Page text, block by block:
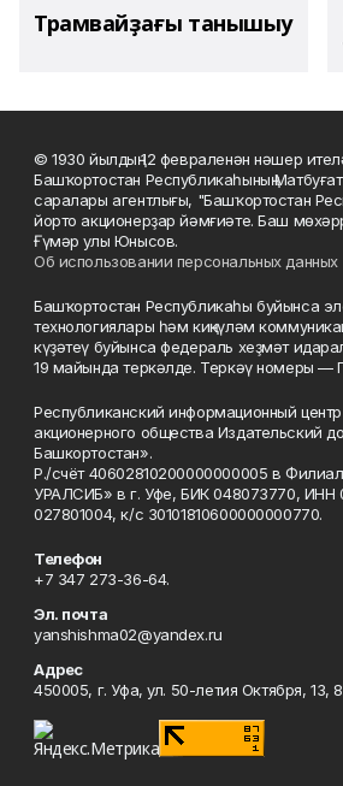
Трамвайҙағы танышыу
© 1930 йылдың 12 февраленән нәшер
Башҡортостан Республикаһының
саралары агентлығы, "Башҡортостан
йорто акционерҙар йәмғиәте. Баш
Ғүмәр улы Юнысов.
Об использовании персональных данных
Башҡортостан Республикаһы буйынса
технологиялары һәм киңкүләм
күҙәтеү буйынса федераль хеҙмәт
19 майында теркәлде. Теркәү номеры
Республиканский информационный
акционерного общества Издательский
Башкортостан».
Р./счёт 40602810200000000005 в
УРАЛСИБ» в г. Уфе, БИК 048073770, ИНН
027801004, к/с 30101810600000000770.
Телефон
+7 347 273-36-64.
Эл. почта
yanshishma02@yandex.ru
Адрес
450005, г. Уфа, ул. 50-летия Октября, 13,